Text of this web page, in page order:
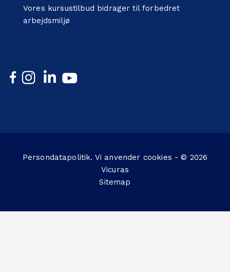
Vores kursustilbud bidrager til forbedret
arbejdsmiljø
Persondatapolitik. Vi anvender cookies - © 2026
Vicuras
Sitemap